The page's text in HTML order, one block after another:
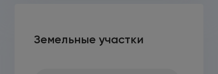
Земельные участки